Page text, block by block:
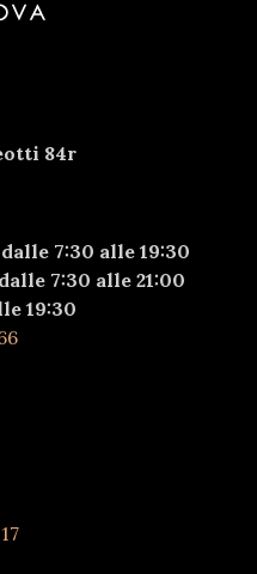
84r
7:30 alle 19:30
7:30 alle 21:00
19:30